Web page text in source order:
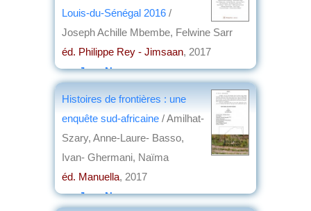
Louis-du-Sénégal 2016 /
Joseph Achille Mbembe, Felwine Sarr
éd. Philippe Rey - Jimsaan, 2017
parJean Nemo
Histoires de frontières : une
enquête sud-africaine / Amilhat-
Szary, Anne-Laure- Basso,
Ivan- Ghermani, Naïma
éd. Manuella, 2017
parJean Nemo